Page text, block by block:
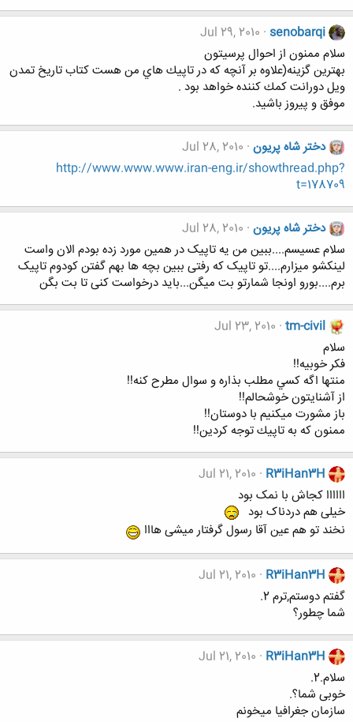
senobarqi
Jul 29, 2010
سلام ممنون از احوال پرسيتون
بهترين گزينه(علاوه بر آنچه كه در تاپيك هاي من هست كتاب تاريخ تمدن
ويل دورانت كمك كننده خواهد بود .
موفق و پيروز باشيد.
دختر شاه پریون Jul 28, 2010
http://www.www.www.iran-eng.ir/showthread.php?
t=178709
دختر شاه پریون Jul 28, 2010
سلام عسیسم....ببین من یه تاپیک در همین مورد زده بودم الان واست
لینکشو میزارم....تو تاپیک که رفتی ببین بچه ها بهم گفتن کودوم تاپیک
برم....بورو اونجا شمارتو بت میگن...باید درخواست کنی تا بت بگن
tm-civil
Jul 23, 2010
سلام
فكر خوبيه!!
منتها اگه كسي مطلب بذاره و سوال مطرح كنه!!
از آشنايتون خوشحالم!!
باز مشورت ميكنيم با دوستان!!
ممنون كه به تاپيك توجه كردين!!
R3iHan3H
Jul 21, 2010
اااااا کجاش با نمک بود
خیلی هم دردناک بود
نخند تو هم عین آقا رسول گرفتار میشی هااا
R3iHan3H
Jul 21, 2010
گفتم دوستم,ترم 2.
شما چطور؟
R3iHan3H
Jul 21, 2010
سلام.2.
خوبی شما؟.
سازمان جغرافیا میخونم